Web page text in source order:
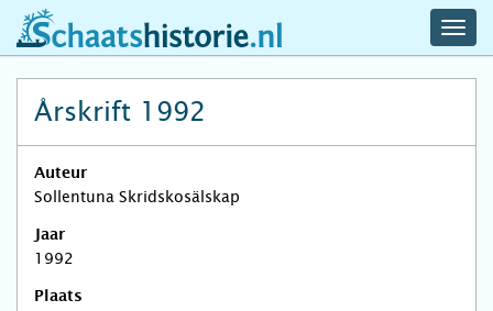
schaatshistorie.nl
Årskrift 1992
Auteur
Sollentuna Skridskosälskap
Jaar
1992
Plaats